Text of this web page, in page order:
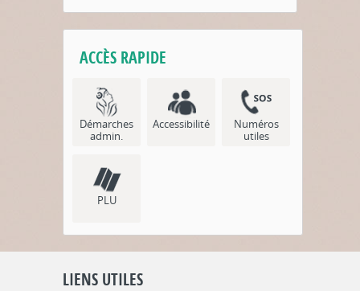
ACCÈS RAPIDE
Démarches
admin.
Accessibilité
Numéros
utiles
PLU
LIENS UTILES